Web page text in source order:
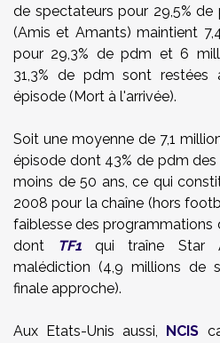
de spectateurs pour 29,5%
(Amis et Amants) maintient
pour 29,3% de pdm et 6
31,3% de pdm sont
épisode (Mort à l'arrivée).
Soit une moyenne de 7,1
épisode dont 43% de pdm
moins de 50 ans, ce qui
2008 pour la chaîne (hors
faiblesse des programmations
dont TF1 qui traîne Star
malédiction (4,9 millions de
finale approche).
Aux Etats-Unis aussi, NCIS